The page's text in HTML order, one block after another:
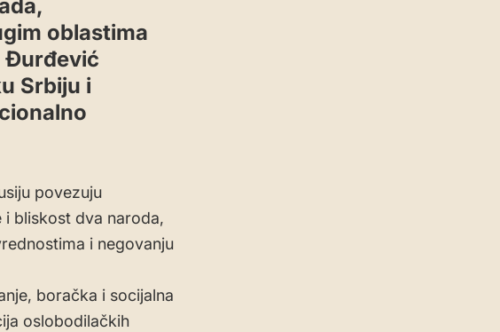
oblastima
Đurđević
Srbiju i
povezuju
bliskost dva naroda,
i negovanju
boračka i socijalna
oslobodilačkih